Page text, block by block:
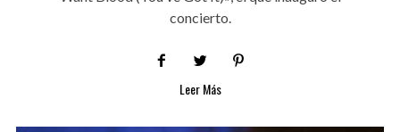
concierto.
Leer Más